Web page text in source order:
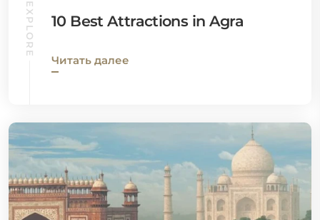
EXPLORE 10 Best Attractions in Agra
Читать далее